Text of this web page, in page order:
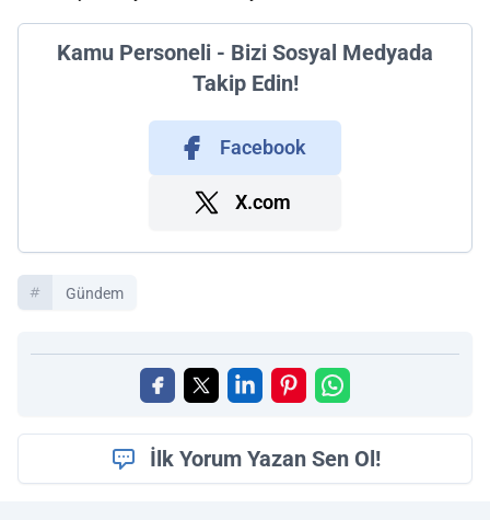
Kamu Personeli - Bizi Sosyal Medyada
Takip Edin!
Facebook
X.com
Gündem
İlk Yorum Yazan Sen Ol!